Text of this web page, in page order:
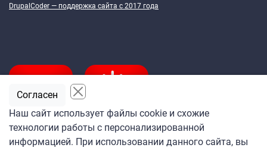
DrupalCoder — поддержка сайта c 2017 года
Подпишитесь
Наш сайт использует файлы cookie и схожие
технологии работы с персонализированной
информацией. При использовании данного сайта, вы
Согласен